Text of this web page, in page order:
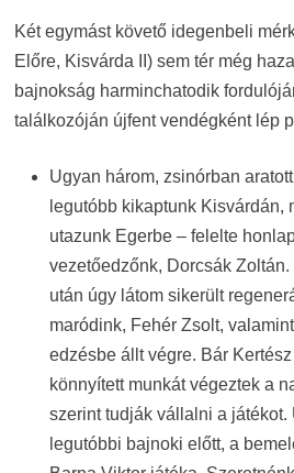
Két egymást követő idegenbeli
Előre, Kisvárda II) sem tér még
bajnokság harminchatodik
találkozóján újfent vendégként lép
Ugyan három, zsinórban
legutóbb kikaptunk Kisvárdán,
utazunk Egerbe – felelte
vezetőedzőnk, Dorcsák Zoltán.
után úgy látom sikerült
maródink, Fehér Zsolt,
edzésbe állt végre. Bár
könnyített munkát végeztek a
szerint tudják vállalni a játékot.
legutóbbi bajnoki előtt, a